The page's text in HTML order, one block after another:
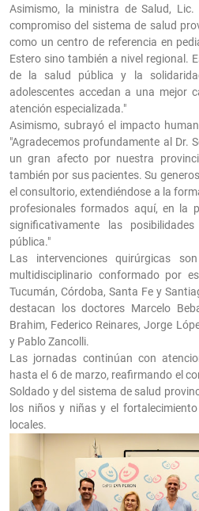
Asimismo, la ministra de Salud,
compromiso del sistema de salud
como un centro de referencia en
Estero sino también a nivel regional.
de la salud pública y la
adolescentes accedan a una mejor
atención especializada."
Asimismo, subrayó el impacto
"Agradecemos profundamente al Dr.
un gran afecto por nuestra
también por sus pacientes. Su
el consultorio, extendiéndose a la
profesionales formados aquí, en la
significativamente las
pública."
Las intervenciones quirúrgicas
multidisciplinario conformado por
Tucumán, Córdoba, Santa Fe y
destacan los doctores Marcelo
Brahim, Federico Reinares, Jorge
y Pablo Zancolli.
Las jornadas continúan con
hasta el 6 de marzo, reafirmando el
Soldado y del sistema de salud
los niños y niñas y el
locales.